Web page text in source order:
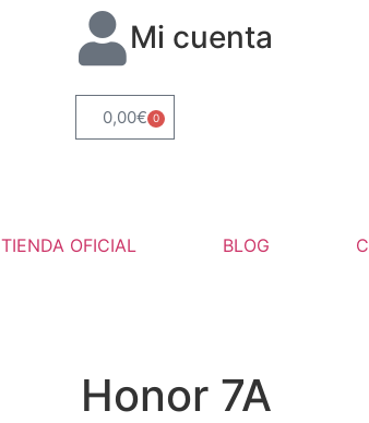
Mi cuenta
0,00€ 0
TIENDA OFICIAL BLOG
Honor 7A